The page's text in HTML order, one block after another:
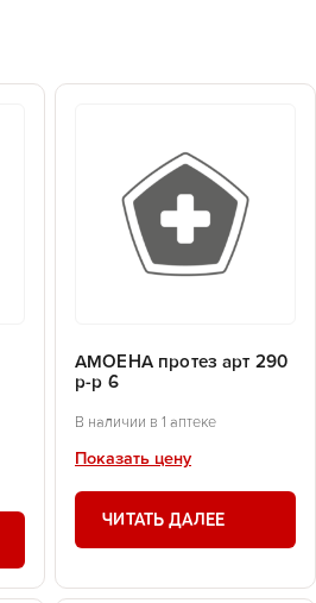
АМОЕНА протез арт 290
р-р 6
В наличии в 1 аптеке
Показать цену
ЧИТАТЬ ДАЛЕЕ